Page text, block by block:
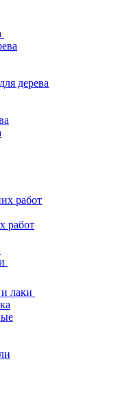
дерева
работ
работ
лаки